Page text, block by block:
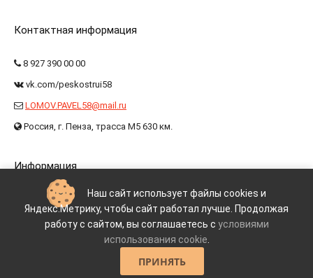
Контактная информация
8 927 390 00 00
vk.com/peskostrui58
LOMOV.PAVEL58@mail.ru
Россия, г. Пенза, трасса М5 630 км.
Информация
Контакты
Пользовательское соглашение
Политика конфиденциальности
Наш сайт использует файлы cookies и
Яндекс.Метрику, чтобы сайт работал лучше. Продолжая
работу с сайтом, вы соглашаетесь с условиями
использования cookie
ПРИНЯТЬ